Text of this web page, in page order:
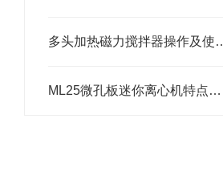
多头加热磁力
ML25微孔板迷你离心机特点介绍及选购指南